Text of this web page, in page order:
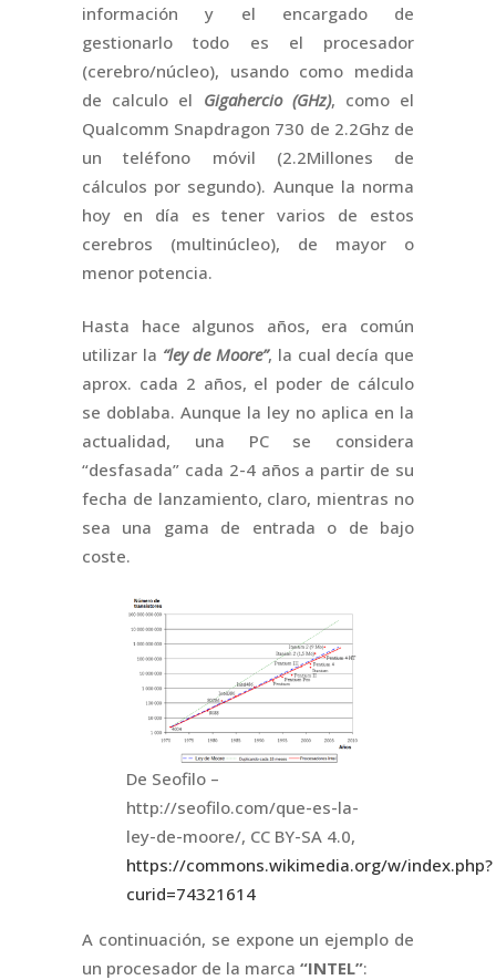
información y el encargado de
gestionarlo todo es el procesador
(cerebro/núcleo), usando como medida
de calculo el Gigahercio (GHz), como el
Qualcomm Snapdragon 730 de 2.2Ghz de
un teléfono móvil (2.2Millones de
cálculos por segundo). Aunque la norma
hoy en día es tener varios de estos
cerebros (multinúcleo), de mayor o
menor potencia.
Hasta hace algunos años, era común
utilizar la “ley de Moore”, la cual decía que
aprox. cada 2 años, el poder de cálculo
se doblaba. Aunque la ley no aplica en la
actualidad, una PC se considera
“desfasada” cada 2-4 años a partir de su
fecha de lanzamiento, claro, mientras no
sea una gama de entrada o de bajo
coste.
De Seofilo –
http://seofilo.com/que-es-la-
ley-de-moore/, CC BY-SA 4.0,
https://commons.wikimedia.org/w/index.php?
curid=74321614
A continuación, se expone un ejemplo de
un procesador de la marca “INTEL”: